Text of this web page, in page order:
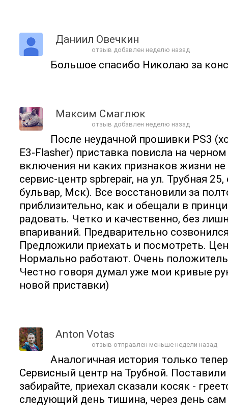
Даниил Овечкин
отзыв добавлен неделю назад
Большое спасибо Николаю за
Максим Смаглюк
отзыв добавлен неделю назад
После неудачной прошивки PS3
E3-Flasher) приставка повисла на
включения ни каких признаков жизни
сервис-центр spbrepair, на ул. Трубная
бульвар, Мск). Все восстановили за
приблизительно, как и обещали в
радовать. Четко и качественно, без
впариваний. Предварительно
Предложили приехать и посмотреть.
Нормально работают. Очень
Честно говоря думал уже мои кривые
новой приставки)
Anton Votas
отзыв отправлен меньше недели назад
Аналогичная история только
Сервисный центр на Трубной. Поставили
забирайте, приехал сказали косяк -
следующий день тишина, через день сам